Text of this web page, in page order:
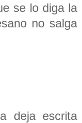
se lo diga la
no salga
deja escrita